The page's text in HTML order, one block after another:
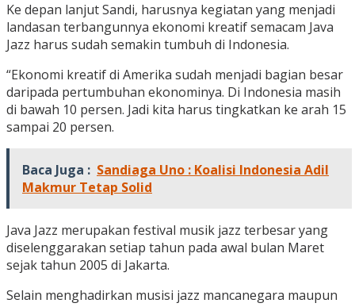
Ke depan lanjut Sandi, harusnya kegiatan yang menjadi
landasan terbangunnya ekonomi kreatif semacam Java
Jazz harus sudah semakin tumbuh di Indonesia.
“Ekonomi kreatif di Amerika sudah menjadi bagian besar
daripada pertumbuhan ekonominya. Di Indonesia masih
di bawah 10 persen. Jadi kita harus tingkatkan ke arah 15
sampai 20 persen.
Baca Juga : Sandiaga Uno : Koalisi Indonesia Adil
Makmur Tetap Solid
Java Jazz merupakan festival musik jazz terbesar yang
diselenggarakan setiap tahun pada awal bulan Maret
sejak tahun 2005 di Jakarta.
Selain menghadirkan musisi jazz mancanegara maupun